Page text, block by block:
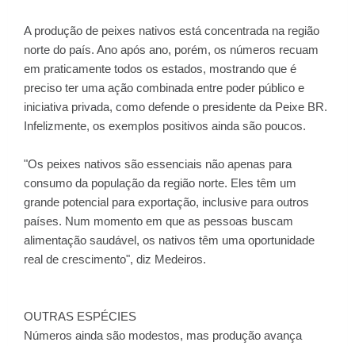
A produção de peixes nativos está concentrada na região
norte do país. Ano após ano, porém, os números recuam
em praticamente todos os estados, mostrando que é
preciso ter uma ação combinada entre poder público e
iniciativa privada, como defende o presidente da Peixe BR.
Infelizmente, os exemplos positivos ainda são poucos.
"Os peixes nativos são essenciais não apenas para
consumo da população da região norte. Eles têm um
grande potencial para exportação, inclusive para outros
países. Num momento em que as pessoas buscam
alimentação saudável, os nativos têm uma oportunidade
real de crescimento", diz Medeiros.
OUTRAS ESPÉCIES
Números ainda são modestos, mas produção avança